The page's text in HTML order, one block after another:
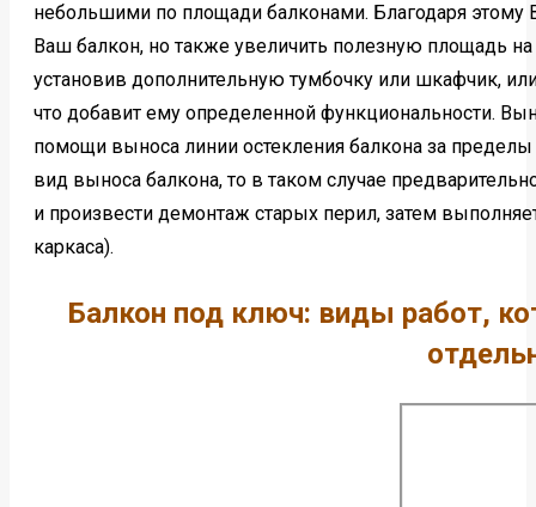
небольшими по площади балконами. Благодаря этому
Ваш балкон, но также увеличить полезную площадь
установив дополнительную тумбочку или шкафчик,
что добавит ему определенной функциональности.
помощи выноса линии остекления балкона за
вид выноса балкона, то в таком случае
и произвести демонтаж старых перил, затем
каркаса).
Балкон под ключ: виды работ,